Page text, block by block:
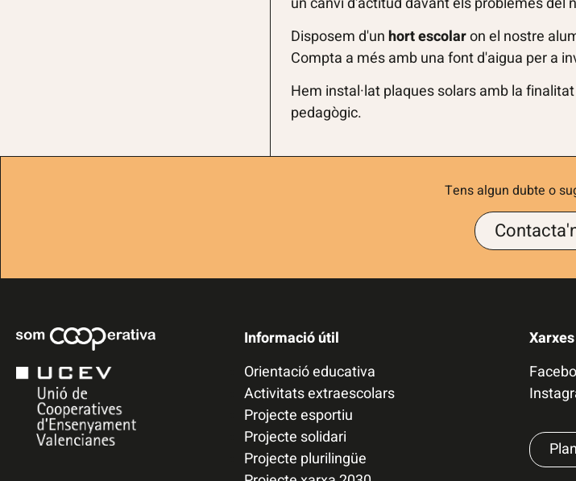
Disposem d'unhort escolaron el nostre
Compta a més amb una font d'aigua per a
Hem instal·lat plaques solars amb la
pedagògic.
Tens algun dubte o
Informació útil
Orientació educativa
Activitats extraescolars
Projecte esportiu
Projecte solidari
Projecte plurilingüe